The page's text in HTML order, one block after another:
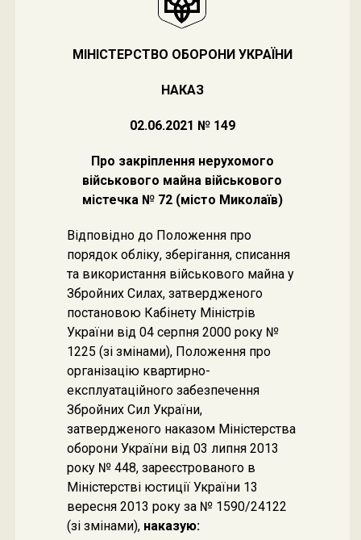
МІНІСТЕРСТВО ОБОРОНИ УКРАЇНИ
НАКАЗ
02.06.2021 № 149
Про закріплення нерухомого
військового майна військового
містечка № 72 (місто Миколаїв)
Відповідно до Положення про
порядок обліку, зберігання, списання
та використання військового майна у
Збройних Силах, затвердженого
постановою Кабінету Міністрів
України від 04 серпня 2000 року №
1225 (зі змінами), Положення про
організацію квартирно-
експлуатаційного забезпечення
Збройних Сил України,
затвердженого наказом Міністерства
оборони України від 03 липня 2013
року № 448, зареєстрованого в
Міністерстві юстиції України 13
вересня 2013 року за № 1590/24122
(зі змінами), наказую: